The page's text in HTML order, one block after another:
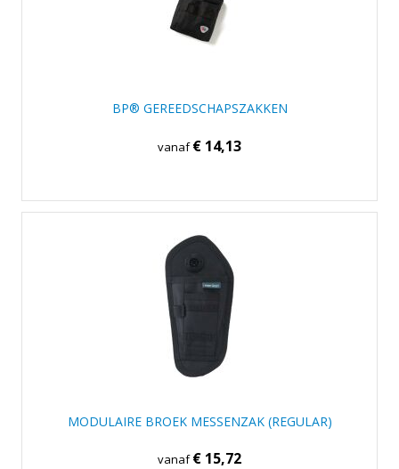
BP® GEREEDSCHAPSZAKKEN
vanaf€ 14,13
MODULAIRE BROEK MESSENZAK (REGULAR)
vanaf€ 15,72